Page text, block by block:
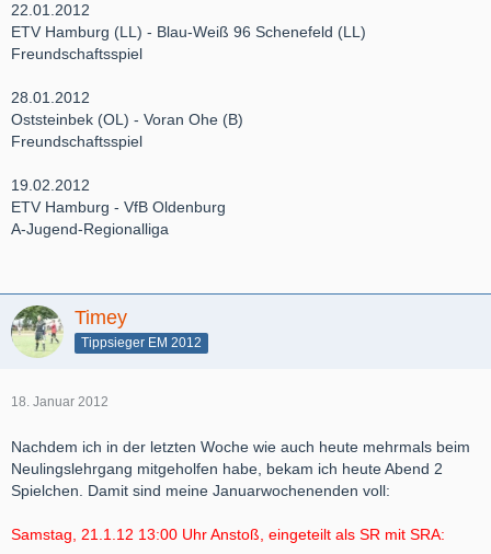
22.01.2012
ETV Hamburg (LL) - Blau-Weiß 96 Schenefeld (LL)
Freundschaftsspiel
28.01.2012
Oststeinbek (OL) - Voran Ohe (B)
Freundschaftsspiel
19.02.2012
ETV Hamburg - VfB Oldenburg
A-Jugend-Regionalliga
Timey
Tippsieger EM 2012
18. Januar 2012
Nachdem ich in der letzten Woche wie auch heute mehrmals beim
Neulingslehrgang mitgeholfen habe, bekam ich heute Abend 2
Spielchen. Damit sind meine Januarwochenenden voll:
Samstag, 21.1.12 13:00 Uhr Anstoß, eingeteilt als SR mit SRA: